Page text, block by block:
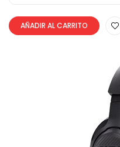
AÑADIR AL CARRITO